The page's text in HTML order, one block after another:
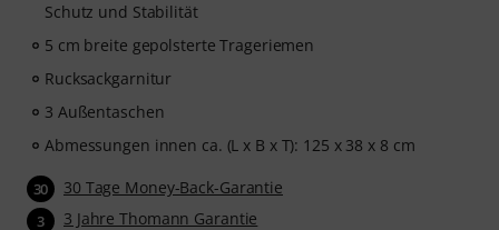
Schutz und Stabilität
5 cm breite gepolsterte Trageriemen
Rucksackgarnitur
3 Außentaschen
Abmessungen innen ca. (L x B x T): 125 x 38 x 8 cm
30 30 Tage Money-Back-Garantie
3 3 Jahre Thomann Garantie